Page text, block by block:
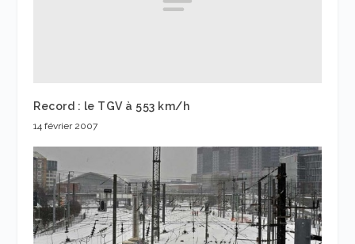
Record : le TGV à 553 km/h
14 février 2007